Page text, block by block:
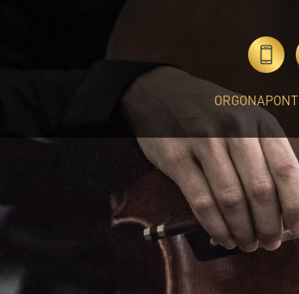
ORGONAPONT